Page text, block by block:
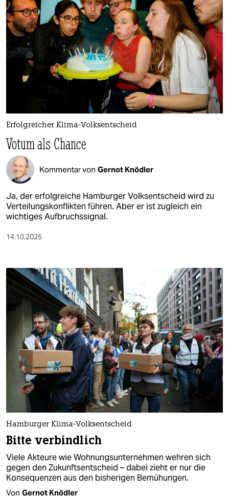
shop
fragen & hilfe
unterstützen
epaper login
Erfolgreicher Klima-Volksentscheid
Votum als Chance
Kommentar von Gernot Knödler
Ja, der erfolgreiche Hamburger Volksentscheid wird zu
Verteilungskonflikten führen. Aber er ist zugleich ein
wichtiges Aufbruchssignal.
14.10.2025
Hamburger Klima-Volksentscheid
Bitte verbindlich
Viele Akteure wie Wohnungsunternehmen wehren sich
gegen den Zukunftsentscheid – dabei zieht er nur die
Konsequenzen aus den bisherigen Bemühungen.
Von Gernot Knödler